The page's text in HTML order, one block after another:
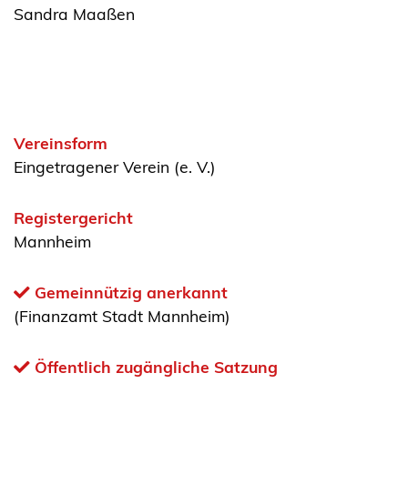
Sandra Maaßen
Vereinsform
Eingetragener Verein (e. V.)
Registergericht
Mannheim
Gemeinnützig anerkannt
(Finanzamt Stadt Mannheim)
Öffentlich zugängliche Satzung